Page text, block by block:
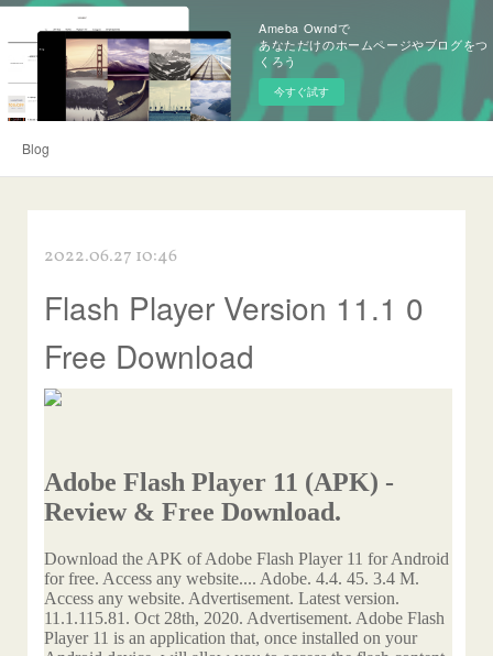
Ameba Owndで
あなただけのホームページやブログをつ
くろう
今すぐ試す
Blog
2022.06.27 10:46
Flash Player Version 11.1 0
Free Download